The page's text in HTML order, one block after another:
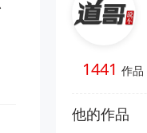
1441 作品
他的作品